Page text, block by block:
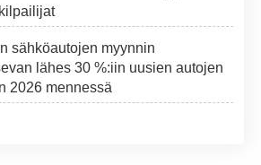
sähköautojen myynnin
lähes 30 %:iin uusien autojen
2026 mennessä